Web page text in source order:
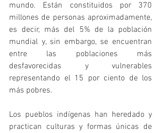
mundo. Están constituidos por 370
millones de personas aproximadamente,
es decir, más del 5% de la población
mundial y, sin embargo, se encuentran
entre las poblaciones más
desfavorecidas y vulnerables
representando el 15 por ciento de los
más pobres.
Los pueblos indígenas han heredado y
practican culturas y formas únicas de